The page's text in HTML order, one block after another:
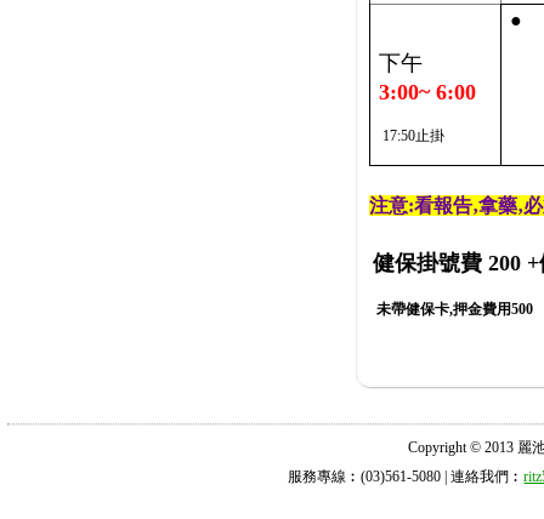
下午
3:00~ 6:00
17:50止掛
●
注意:看報告‚拿藥‚
健保掛號費 200 +
未帶健保卡,押金費用500
Copyright © 2013 麗
服務專線︰(03)561-5080 | 連絡我們︰